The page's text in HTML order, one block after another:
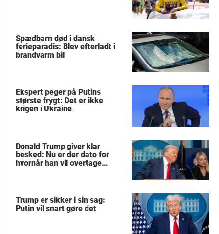
Spædbarn død i dansk
ferieparadis: Blev efterladt i
brandvarm bil
Ekspert peger på Putins
største frygt: Det er ikke
krigen i Ukraine
Donald Trump giver klar
besked: Nu er der dato for
hvornår han vil overtage
Trump er sikker i sin sag:
Putin vil snart gøre det